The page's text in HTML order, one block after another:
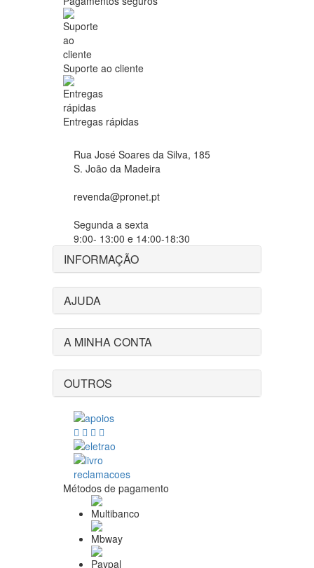
Suporte ao cliente
Entregas rápidas
Rua José Soares da Silva, 185
S. João da Madeira
revenda@pronet.pt
Segunda a sexta
9:00- 13:00 e 14:00-18:30
INFORMAÇÃO
AJUDA
A MINHA CONTA
OUTROS
Métodos de pagamento